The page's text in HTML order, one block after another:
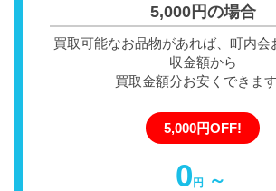
5,000円の場合
買取可能なお品物があれば、町内会
収金額から
買取金額分お安くできます
5,000円OFF!
0円 ～